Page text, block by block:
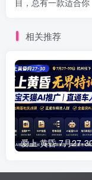
相关推荐